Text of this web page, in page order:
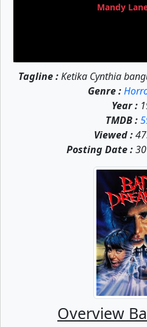
Mandy
Tagline :Ketika Cynthia
Genre :
Year :
TMDB :
Viewed :
Posting Date :30
Overview